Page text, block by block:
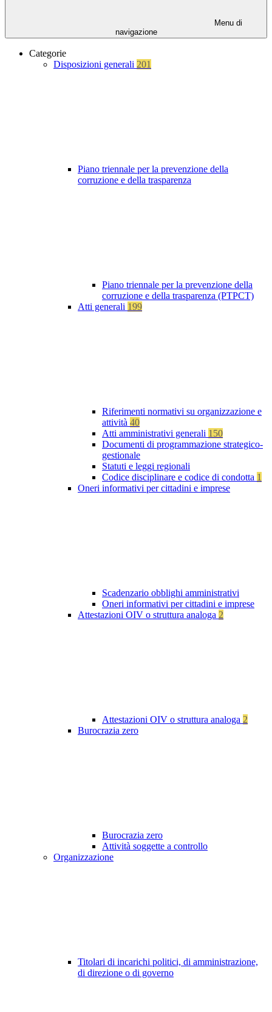
Menu di
navigazione
Categorie
Disposizioni generali 201
Piano triennale per la prevenzione della
corruzione e della trasparenza
Piano triennale per la prevenzione della
corruzione e della trasparenza (PTPCT)
Atti generali 199
Riferimenti normativi su organizzazione e
attività 40
Atti amministrativi generali 150
Documenti di programmazione strategico-
gestionale
Statuti e leggi regionali
Codice disciplinare e codice di condotta 1
Oneri informativi per cittadini e imprese
Scadenzario obblighi amministrativi
Oneri informativi per cittadini e imprese
Attestazioni OIV o struttura analoga 2
Attestazioni OIV o struttura analoga 2
Burocrazia zero
Burocrazia zero
Attività soggette a controllo
Organizzazione
Titolari di incarichi politici, di amministrazione,
di direzione o di governo